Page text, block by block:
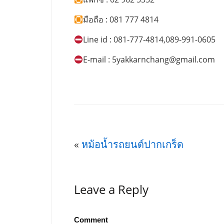
มือถือ : 081 777 4814
Line id : 081-777-4814,089-991-0605
E-mail : 5yakkarnchang@gmail.com
« หม้อน้ำรถยนต์ปากเกร็ด
Leave a Reply
Comment